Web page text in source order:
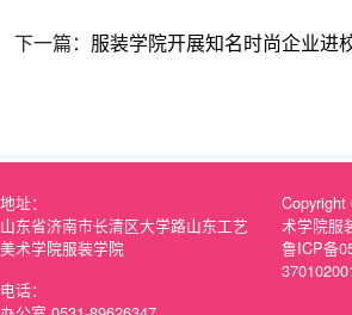
下一篇： 服装学院开展知名时尚企业进
地址：
山东省济南市长清区大学路山东工艺
美术学院服装学院
电话：
术学院服
鲁ICP备